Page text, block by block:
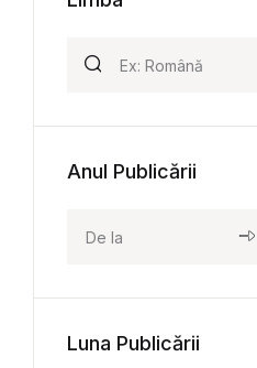
Anul Publicării
Luna Publicării